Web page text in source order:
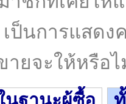
เป็นการแส
ยจะให้หรือไ